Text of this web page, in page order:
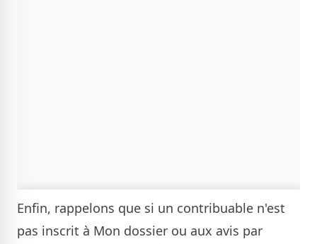
Enfin, rappelons que si un contribuable n'est
pas inscrit à Mon dossier ou aux avis par